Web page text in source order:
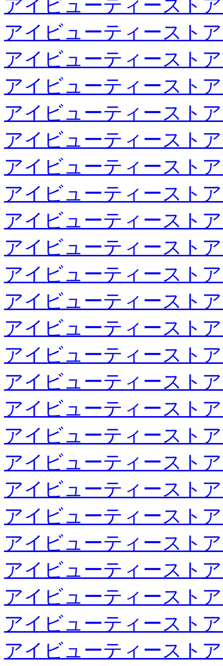
アイビューティースト
アイビューティースト
アイビューティースト
アイビューティースト
アイビューティースト
アイビューティースト
アイビューティースト
アイビューティースト
アイビューティースト
アイビューティースト
アイビューティースト
アイビューティースト
アイビューティースト
アイビューティースト
アイビューティースト
アイビューティースト
アイビューティースト
アイビューティースト
アイビューティースト
アイビューティースト
アイビューティースト
アイビューティースト
アイビューティースト
アイビューティースト
アイビューティースト